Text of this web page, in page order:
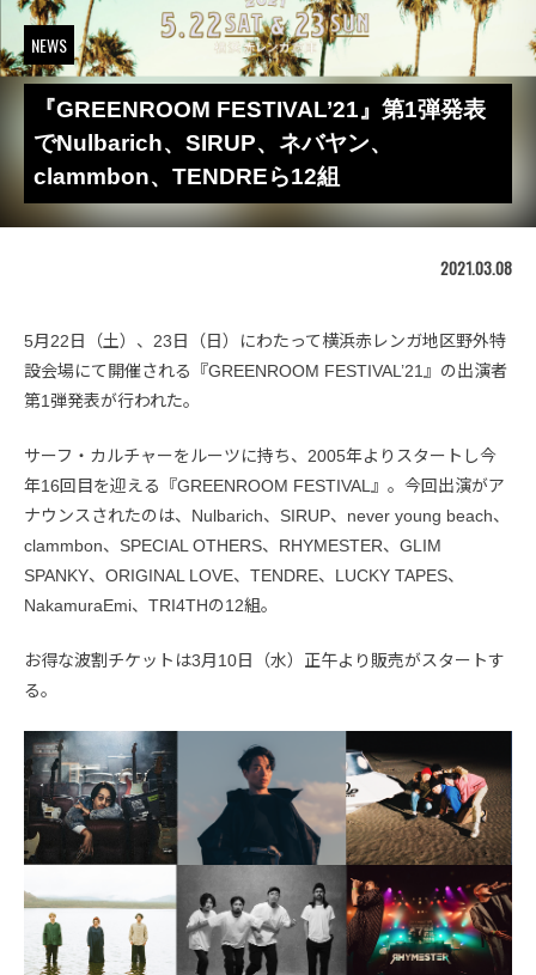
NEWS
『GREENROOM FESTIVAL’21』第1弾発表
でNulbarich、SIRUP、ネバヤン、
clammbon、TENDREら12組
2021.03.08
5月22日（土）、23日（日）にわたって横浜赤レンガ地区野外特
設会場にて開催される『GREENROOM FESTIVAL’21』の出演者
第1弾発表が行われた。
サーフ・カルチャーをルーツに持ち、2005年よりスタートし今
年16回目を迎える『GREENROOM FESTIVAL』。今回出演がア
ナウンスされたのは、Nulbarich、SIRUP、never young beach、
clammbon、SPECIAL OTHERS、RHYMESTER、GLIM
SPANKY、ORIGINAL LOVE、TENDRE、LUCKY TAPES、
NakamuraEmi、TRI4THの12組。
お得な波割チケットは3月10日（水）正午より販売がスタートす
る。